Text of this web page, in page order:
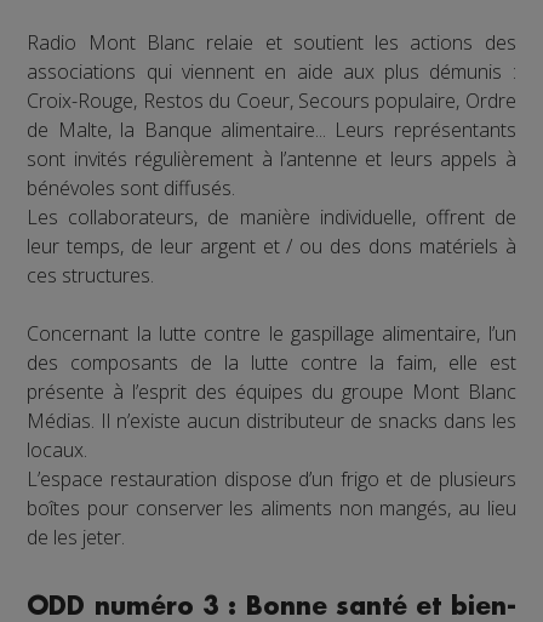
Radio Mont Blanc relaie et soutient les actions des
associations qui viennent en aide aux plus démunis :
Croix-Rouge, Restos du Coeur, Secours populaire, Ordre
de Malte, la Banque alimentaire... Leurs représentants
sont invités régulièrement à l’antenne et leurs appels à
bénévoles sont diffusés.
Les collaborateurs, de manière individuelle, offrent de
leur temps, de leur argent et / ou des dons matériels à
ces structures.
Concernant la lutte contre le gaspillage alimentaire, l’un
des composants de la lutte contre la faim, elle est
présente à l’esprit des équipes du groupe Mont Blanc
Médias. Il n’existe aucun distributeur de snacks dans les
locaux.
L’espace restauration dispose d’un frigo et de plusieurs
boîtes pour conserver les aliments non mangés, au lieu
de les jeter.
ODD numéro 3 : Bonne santé et bien-